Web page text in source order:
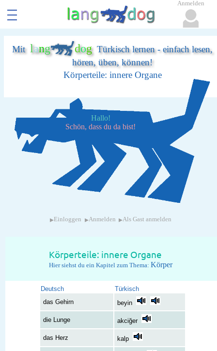
Mit lang dogTürkisch lernen - einfach lesen,
hören, üben, können!
Körperteile: innere Organe
Hallo!
Schön, dass du da bist!
▸ Einloggen ▸Anmelden ▸Als Gast anmelden
Körperteile: innere Organe
Hier siehst du ein Kapitel zum Thema: Körper
Deutsch
Türkisch
das Gehirn
beyin
die Lunge akciğer
das Herz kalp
Anmelden